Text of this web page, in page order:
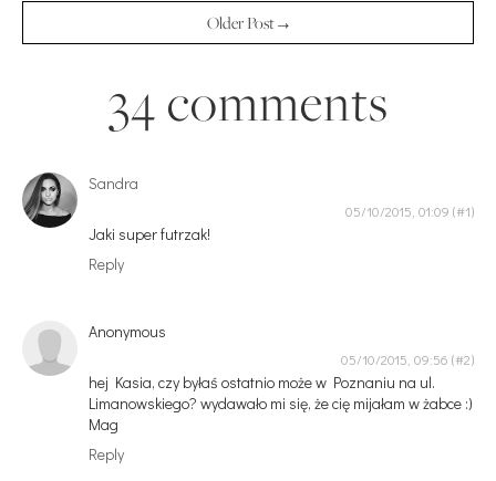
Older Post →
34 comments
Sandra
05/10/2015, 01:09
Jaki super futrzak!
Reply
Anonymous
05/10/2015, 09:56
hej Kasia, czy byłaś ostatnio może w Poznaniu na ul.
Limanowskiego? wydawało mi się, że cię mijałam w żabce :)
Mag
Reply